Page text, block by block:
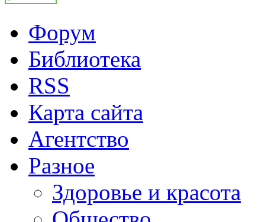
Форум
Библиотека
RSS
Карта сайта
Агентство
Разное
Здоровье и красота